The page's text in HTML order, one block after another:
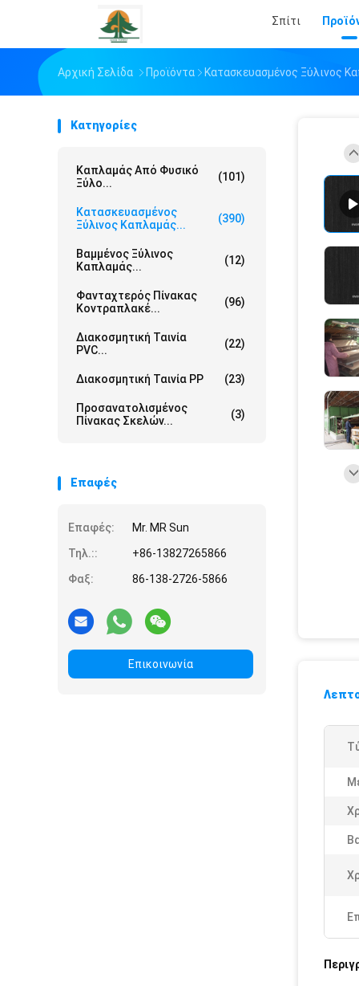
Σπίτι
Αρχική Σελίδα Προϊόντα Κατασκευασμένος Ξύλινος
Κατηγορίες
Καπλαμάς Από Φυσικό
Ξύλο...
(101)
Κατασκευασμένος
Ξύλινος Καπλαμάς...
(390)
Βαμμένος Ξύλινος
Καπλαμάς...
(12)
Φανταχτερός Πίνακας
Κοντραπλακέ...
(96)
Διακοσμητική Ταινία
PVC...
(22)
Διακοσμητική Ταινία PP (23)
Προσανατολισμένος
Πίνακας Σκελών...
(3)
Επαφές
Επαφές:
Mr. MR Sun
Τηλ.::
+86-13827265866
Φαξ:
86-138-2726-5866
Επικοινωνία